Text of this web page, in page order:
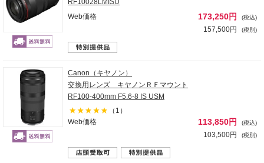
Web価格
173,250円 (税込)
157,500円 (税別)
Canon（キヤノン）
交換用レンズ キヤノンＲＦマウント
RF100-400mm F5.6-8 IS USM
（1）
Web価格
113,850円 (税込)
103,500円 (税別)